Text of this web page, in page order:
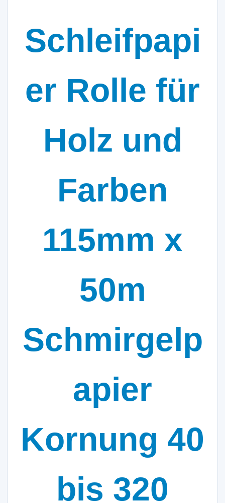
Schleifpapi
er Rolle für
Holz und
Farben
115mm x
50m
Schmirgelp
apier
Kornung 40
bis 320